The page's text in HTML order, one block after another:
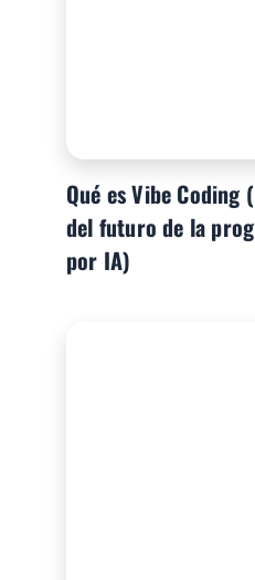
Qué es Vibe Coding
del futuro de la
por IA)